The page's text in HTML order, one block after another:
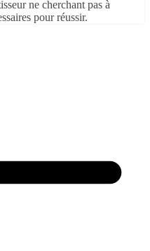
ne cherchant pas à
pour réussir.